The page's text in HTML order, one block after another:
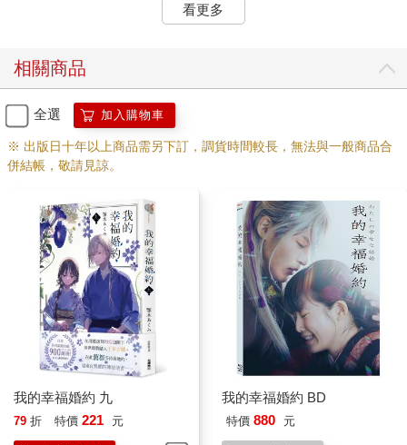
看更多
相關商品
全選 加入購物車
※ 出版日十年以上商品需另下訂，調貨時間較長，無法與一般商品合
併結帳，敬請見諒。
我的幸福婚約 九
79 折 特價 221 元
我的幸福婚約 BD
特價 880 元